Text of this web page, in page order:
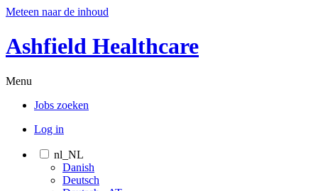
Meteen naar de inhoud
Ashfield Healthcare
Menu
Jobs zoeken
Log in
nl_NL
Danish
Deutsch